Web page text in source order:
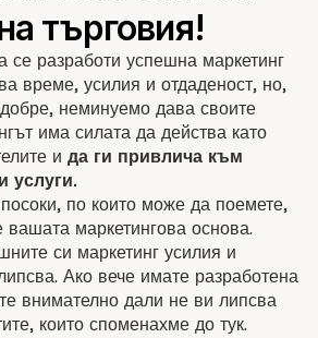
се разработи успешна маркетинг
време, усилия и отдаденост, но,
неминуемо дава своите
има силата да действа като
и да ги привлича към
услуги.
по които може да поемете,
вашата маркетингова основа.
си маркетинг усилия и
Ако вече имате разработена
внимателно дали не ви липсва
които споменахме до тук.